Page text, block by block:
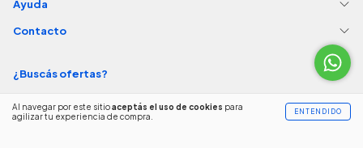
Al navegar por este sitioaceptás el uso de cookies para
agilizar tu experiencia de compra.
ENTENDIDO
Ayuda
Contacto
¿Buscás ofertas?